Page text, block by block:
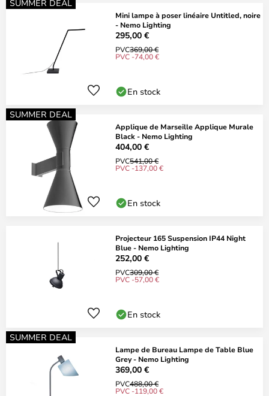
SUMMER DEAL
Mini lampe à poser linéaire Untitled, noire
- Nemo Lighting
295,00 €
PVC369,00 €
PVC -74,00 €
En stock
SUMMER DEAL
Applique de Marseille Applique Murale
Black - Nemo Lighting
404,00 €
PVC541,00 €
PVC -137,00 €
En stock
Projecteur 165 Suspension IP44 Night
Blue - Nemo Lighting
252,00 €
PVC309,00 €
PVC -57,00 €
En stock
SUMMER DEAL
Lampe de Bureau Lampe de Table Blue
Grey - Nemo Lighting
369,00 €
PVC488,00 €
PVC -119,00 €